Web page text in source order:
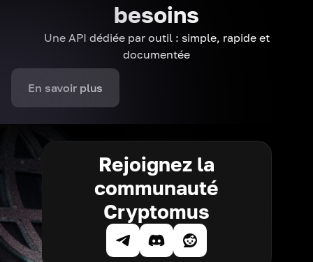
besoins
Une API dédiée par outil : simple, rapide et
documentée
En savoir plus
Rejoignez la
communauté
Cryptomus